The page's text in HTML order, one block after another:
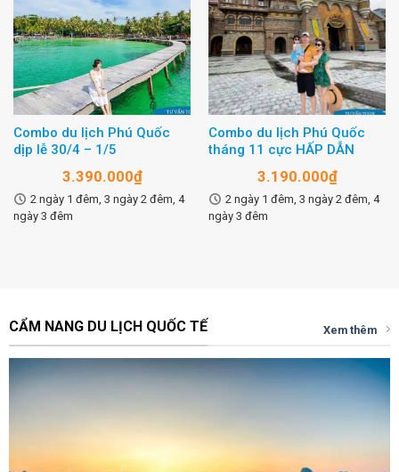
Combo du lịch Phú Quốc
dịp lễ 30/4 – 1/5
3.390.000₫
2 ngày 1 đêm, 3 ngày 2 đêm, 4
ngày 3 đêm
Combo du lịch Phú Quốc
tháng 11 cực HẤP DẪN
3.190.000₫
2 ngày 1 đêm, 3 ngày 2 đêm, 4
ngày 3 đêm
CẨM NANG DU LỊCH QUỐC TẾ Xem thêm